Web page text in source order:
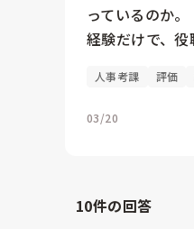
っているのか。
経験だけで、役
人事考課 評価
03/20
10件の回答